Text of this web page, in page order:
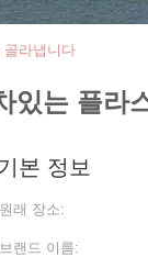
골라냅니다
있는 플라
본 정보
원래 장소:
브랜드 이름: